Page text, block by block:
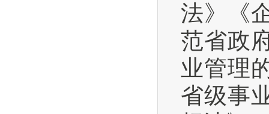
法》《
范省政
业管理
省级事